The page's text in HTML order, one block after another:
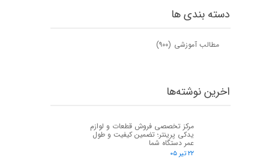
دسته بندی ها
مطالب آموزشی (۹۰۰)
اخرین نوشته‌ها
مرکز تخصصی فروش قطعات و لوازم
یدکی پرینتر؛ تضمین کیفیت و طول
عمر دستگاه شما
۲۲ تیر ۰۵